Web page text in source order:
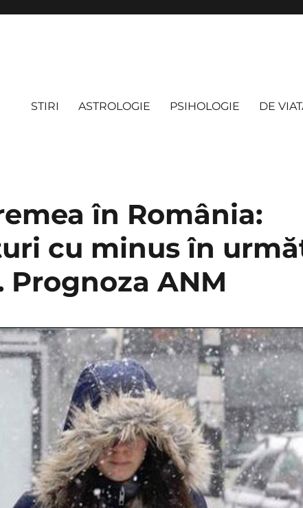
STIRI ASTROLOGIE PSIHOLOGIE DE
în România:
cu minus în
Prognoza ANM